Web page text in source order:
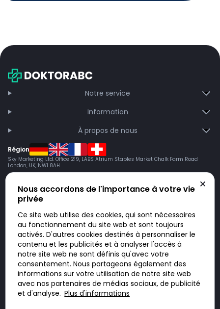
Notre service
Information
À propos de nous
Région
Sky Marketing Ltd. Office 219, LABS Atrium Stables Market Chalk Farm Road
London, UK, NW1 8AH
Doktorabc.com est une plateforme de mise en relation et n’est pas une
pharmacie en ligne. Nous ne vendons ni ne livrons de médicaments ou
autres produits. Les informations sur les produits, médicaments et prix
n’ont pas valeur d’offre. Vous êtes responsable du respect des lois en
vigueur dans votre pays. L’utilisation du site se fait à vos risques et sous
votre responsabilité. Vous visitez et utilisez ce site de votre propre
initiative.
Nous accordons de l'importance à votre vie
privée
Ce site web utilise des cookies, qui sont nécessaires
au fonctionnement du site web et sont toujours
activés. D'autres cookies destinés à personnaliser le
contenu et les publicités et à analyser l'accès à
notre site web ne sont définis qu'avec votre
consentement. Nous partageons également des
informations sur votre utilisation de notre site web
avec nos partenaires de médias sociaux, de publicité
et d'analyse. Plus d'informations